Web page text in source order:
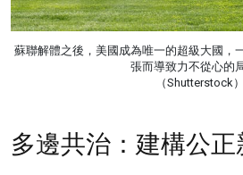
蘇聯解體之後，美國成為唯一的超級大國，
張而導致力不從心的
（Shutterstock）
多邊共治：建構公正